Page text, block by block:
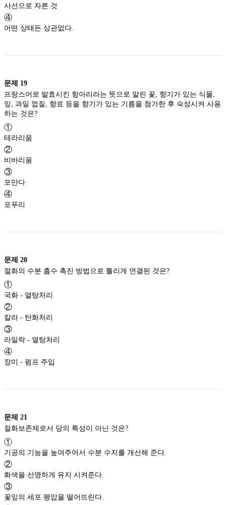
사선으로 자른 것
④
어떤 상태든 상관없다.
문제 19
프랑스어로 발효시킨 항아리라는 뜻으로 말린 꽃, 향기가 있는 식물,
잎, 과일 껍질, 향료 등을 향기가 있는 기름을 첨가한 후 숙성시켜 사용
①
테라리움
②
비바리움
③
포만다
④
포푸리
문제 20
①
국화 - 열탕처리
②
칼라 - 탄화처리
③
라일락 - 열탕처리
④
장미 - 펌프 주입
문제 21
①
기공의 기능을 높여주어서 수분 수지를 개선해 준다.
②
화색을 선명하게 유지 시켜준다.
③
꽃잎의 세포 팽압을 떨어뜨린다.